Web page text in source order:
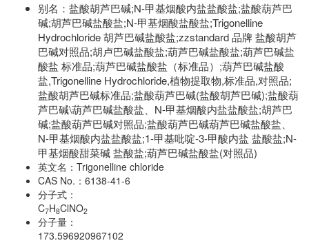
别名： 盐酸胡芦巴碱;N-甲基烟酸内盐盐酸盐;盐酸葫芦巴
碱;胡芦巴碱盐酸盐;N-甲基烟酸盐酸盐;Trigonelline
Hydrochloride 胡芦巴碱盐酸盐;zzstandard 品牌 盐酸胡芦
巴碱对照品;胡卢巴碱盐酸盐;葫芦巴碱盐酸盐;葫芦巴碱盐
酸盐 标准品;葫芦巴碱盐酸盐（标准品）;葫芦巴碱盐酸
盐,Trigonelline Hydrochloride,植物提取物,标准品,对照品;
盐酸胡芦巴碱标准品;盐酸葫芦巴碱(盐酸胡芦巴碱);盐酸葫
芦巴碱\葫芦巴碱盐酸盐、N-甲基烟酸内盐盐酸盐;胡芦巴
碱;盐酸葫芦巴碱对照品;盐酸葫芦巴碱葫芦巴碱盐酸盐、
N-甲基烟酸内盐盐酸盐;1-甲基吡啶-3-甲酸内盐 盐酸盐;N-
甲基烟酸甜菜碱 盐酸盐;葫芦巴碱盐酸盐(对照品)
英文名： Trigonelline chloride
CAS No.： 6138-41-6
分子式：
C7H8ClNO2
分子量：
173.596920967102